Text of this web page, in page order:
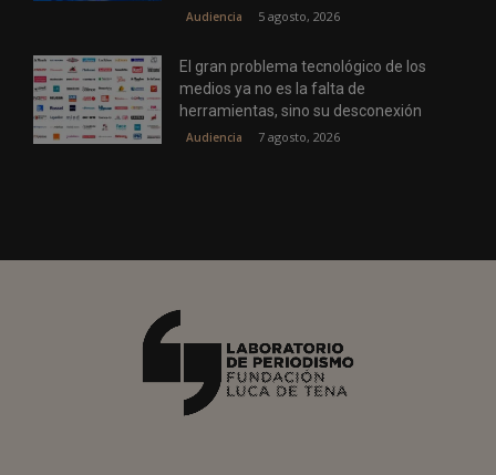
Audiencia 5 agosto, 2026
El gran problema tecnológico de los
medios ya no es la falta de
herramientas, sino su desconexión
Audiencia 7 agosto, 2026